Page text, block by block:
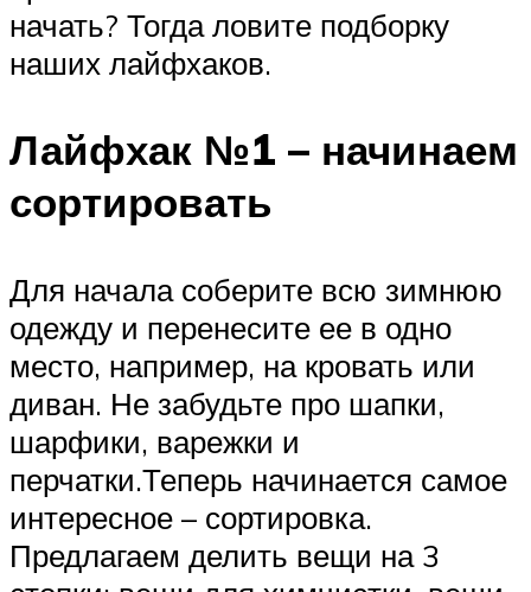
начать? Тогда ловите подборку
наших лайфхаков.
Лайфхак №1 – начинаем
сортировать
Для начала соберите всю зимнюю
одежду и перенесите ее в одно
место, например, на кровать или
диван. Не забудьте про шапки,
шарфики, варежки и
перчатки.Теперь начинается самое
интересное – сортировка.
Предлагаем делить вещи на 3